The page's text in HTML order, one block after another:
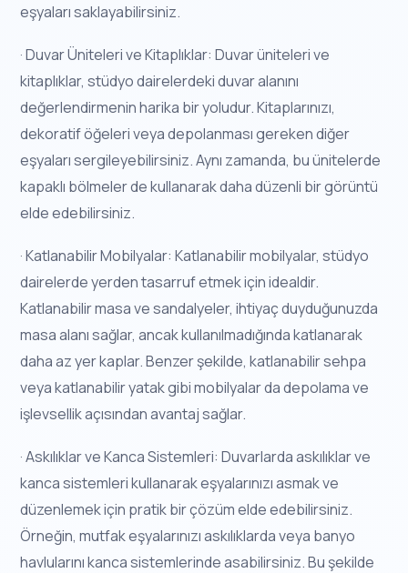
eşyaları saklayabilirsiniz.
· Duvar Üniteleri ve Kitaplıklar: Duvar üniteleri ve
kitaplıklar, stüdyo dairelerdeki duvar alanını
değerlendirmenin harika bir yoludur. Kitaplarınızı,
dekoratif öğeleri veya depolanması gereken diğer
eşyaları sergileyebilirsiniz. Aynı zamanda, bu ünitelerde
kapaklı bölmeler de kullanarak daha düzenli bir görüntü
elde edebilirsiniz.
· Katlanabilir Mobilyalar: Katlanabilir mobilyalar, stüdyo
dairelerde yerden tasarruf etmek için idealdir.
Katlanabilir masa ve sandalyeler, ihtiyaç duyduğunuzda
masa alanı sağlar, ancak kullanılmadığında katlanarak
daha az yer kaplar. Benzer şekilde, katlanabilir sehpa
veya katlanabilir yatak gibi mobilyalar da depolama ve
işlevsellik açısından avantaj sağlar.
· Askılıklar ve Kanca Sistemleri: Duvarlarda askılıklar ve
kanca sistemleri kullanarak eşyalarınızı asmak ve
düzenlemek için pratik bir çözüm elde edebilirsiniz.
Örneğin, mutfak eşyalarınızı askılıklarda veya banyo
havlularını kanca sistemlerinde asabilirsiniz. Bu şekilde